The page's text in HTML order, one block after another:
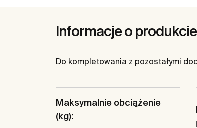
Informacje o produkcie
Do kompletowania z pozostałymi
Maksymalnie obciążenie
(kg):